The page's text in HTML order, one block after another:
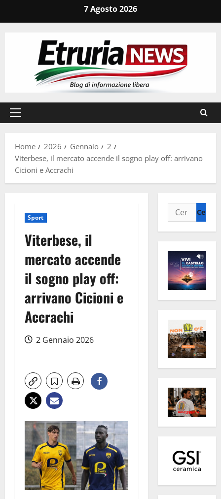
7 Agosto 2026
Menu
Home
2026 Gennaio
2
Viterbese, il mercato accende il sogno play off: arrivano
Cicioni e Accrachi
Sport
Viterbese, il
mercato accende
il sogno play off:
arrivano Cicioni e
Accrachi
2 Gennaio 2026
Ricerca
per: